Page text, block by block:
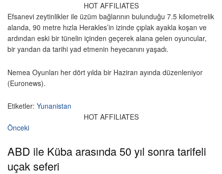
HOT AFFILIATES
Efsanevi zeytinlikler ile üzüm bağlarının bulunduğu 7.5 kilometrelik
alanda, 90 metre hızla Herakles’in izinde çıplak ayakla koşan ve
ardından eski bir tünelin içinden geçerek alana gelen oyuncular,
bir yandan da tarihi yad etmenin heyecanını yaşadı.
Nemea Oyunları her dört yılda bir Haziran ayında düzenleniyor
(Euronews).
Etiketler: Yunanistan
HOT AFFILIATES
Önceki
ABD ile Küba arasında 50 yıl sonra tarifeli
uçak seferi